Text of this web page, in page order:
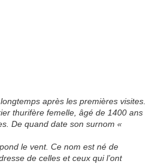
après les premières visites.
thurifère femelle, âgé de 1400 ans
De quand date son surnom «
le vent. Ce nom est né de
de celles et ceux qui l’ont